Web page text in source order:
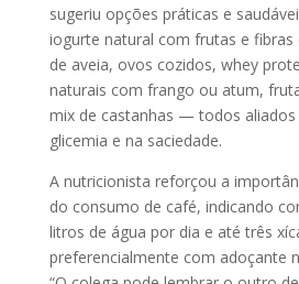
sugeriu opções práticas e
iogurte natural com frutas e
de aveia, ovos cozidos, whey
naturais com frango ou atum,
mix de castanhas — todos aliados
glicemia e na saciedade.
A nutricionista reforçou a
do consumo de café, indicando
litros de água por dia e até três
preferencialmente com adoçante